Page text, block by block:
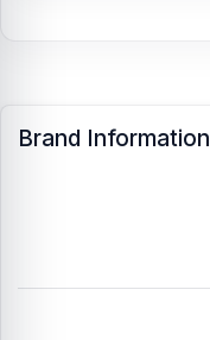
Brand Information